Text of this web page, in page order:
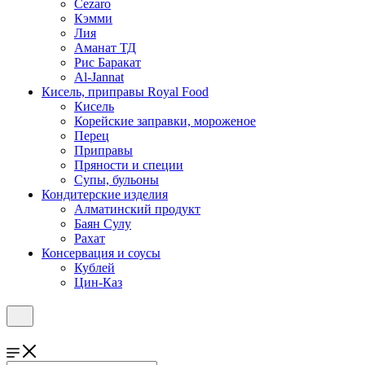
Cezaro
Кэмми
Лия
Аманат ТД
Рис Баракат
Al-Jannat
Кисель, приправы Royal Food
Кисель
Корейские заправки, мороженое
Перец
Приправы
Пряности и специи
Супы, бульоны
Кондитерские изделия
Алматинский продукт
Баян Сулу
Рахат
Консервация и соусы
Кублей
Цин-Каз